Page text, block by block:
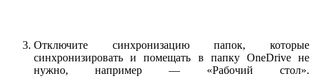
Отключите синхронизацию папок, которые
синхронизировать и помещать в папку OneDrive не
нужно, например — «Рабочий стол».